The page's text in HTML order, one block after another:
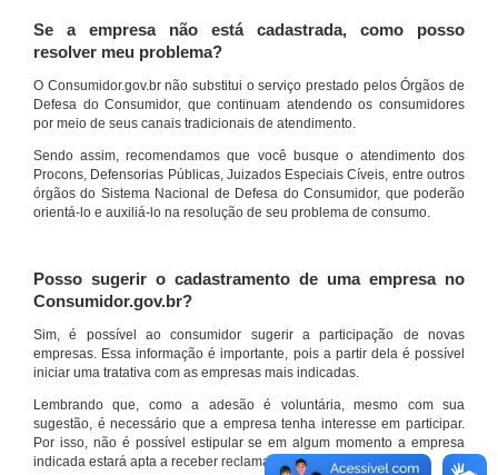
Se a empresa não está cadastrada, como posso
resolver meu problema?
O Consumidor.gov.br não substitui o serviço prestado pelos Órgãos de
Defesa do Consumidor, que continuam atendendo os consumidores
por meio de seus canais tradicionais de atendimento.
Sendo assim, recomendamos que você busque o atendimento dos
Procons, Defensorias Públicas, Juizados Especiais Cíveis, entre outros
órgãos do Sistema Nacional de Defesa do Consumidor, que poderão
orientá-lo e auxiliá-lo na resolução de seu problema de consumo.
Posso sugerir o cadastramento de uma empresa no
Consumidor.gov.br?
Sim, é possível ao consumidor sugerir a participação de novas
empresas. Essa informação é importante, pois a partir dela é possível
iniciar uma tratativa com as empresas mais indicadas.
Lembrando que, como a adesão é voluntária, mesmo com sua
sugestão, é necessário que a empresa tenha interesse em participar.
Por isso, não é possível estipular se em algum momento a empresa
indicada estará apta a receber reclamações por meio do site.